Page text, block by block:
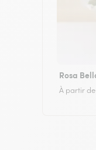
Rosa
À partir de